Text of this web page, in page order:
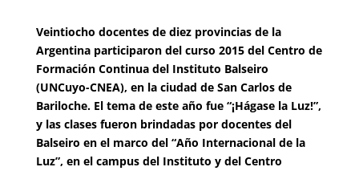
Veintiocho docentes de diez provincias de la
Argentina participaron del curso 2015 del Centro de
Formación Continua del Instituto Balseiro
(UNCuyo-CNEA), en la ciudad de San Carlos de
Bariloche. El tema de este año fue “¡Hágase la Luz!”,
y las clases fueron brindadas por docentes del
Balseiro en el marco del “Año Internacional de la
Luz”, en el campus del Instituto y del Centro